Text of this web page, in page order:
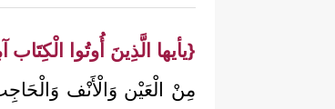
{يأيها الَّذِينَ أُوتُوا الْكِتَاب
مِنْ الْعَيْن وَالْأَنْف